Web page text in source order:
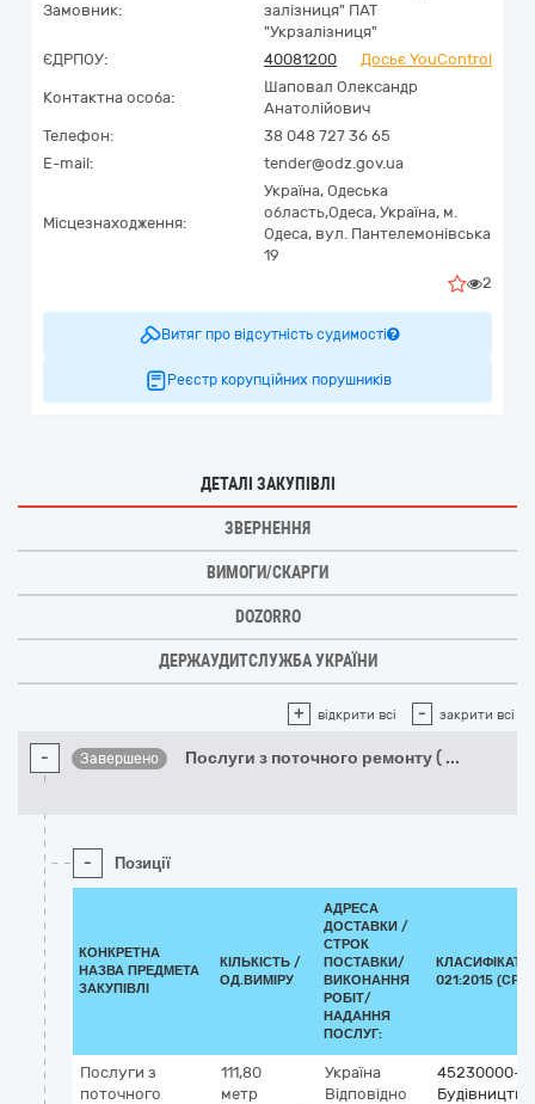
Замовник:
залізниця" ПАТ
"Укрзалізниця"
ЄДРПОУ:
40081200 Досьє YouControl
Контактна особа:
Шаповал Олександр
Анатолійович
Телефон:
38 048 727 36 65
E-mail:
tender@odz.gov.ua
Місцезнаходження:
Україна, Одеська
область,Одеса, Україна, м.
Одеса, вул. Пантелемонівська
19
2
Витяг про відсутність судимості
Реєстр корупційних порушників
ДЕТАЛІ ЗАКУПІВЛІ
ЗВЕРНЕННЯ
ВИМОГИ/СКАРГИ
DOZORRO
ДЕРЖАУДИТСЛУЖБА УКРАЇНИ
+ відкрити всі - закрити всі
- Завершено Послуги з поточного ремонту ( ...
- Позиції
КОНКРЕТНА
НАЗВА ПРЕДМЕТА
ЗАКУПІВЛІ
КІЛЬКІСТЬ /
ОД.ВИМІРУ
АДРЕСА
ДОСТАВКИ /
СТРОК
ПОСТАВКИ/
ВИКОНАННЯ
РОБІТ/
НАДАННЯ
ПОСЛУГ:
021:2015 (CPV)
Послуги з
поточного
111,80
метр
Україна
Відповідно
45230000-8
Будівництво